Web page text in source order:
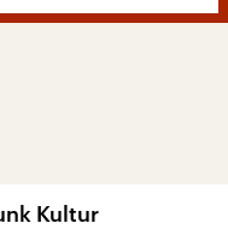
Kultur